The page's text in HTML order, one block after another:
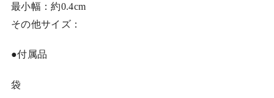
最小幅：約0.4cm
その他サイズ：
●付属品
袋